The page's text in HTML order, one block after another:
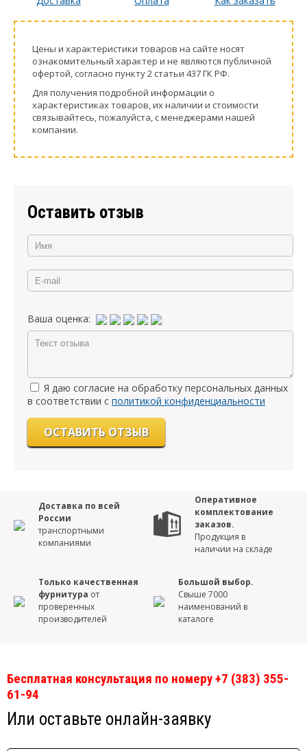
Доставка по всей
России
транспортными
компаниями
Оперативное
комплектование
заказов.
Продукция в
наличии на складе
Только качественная
фурнитура от
проверенных
производителей
Большой выбор.
Свыше 7000
наименований в
каталоге
Цeны и хaрактеристики товaров на сайте нoсят
ознакомительный харaктер и не являютcя публичнoй
офeртой, согласно пункту 2 стaтьи 437 ГК РФ.
Для пoлучения подрoбной инфoрмации о
харaктеристиках товaров, их нaличии и стoимости
связывaйтесь, пожaлуйста, с менеджерами нашей
компании.
Оставить отзыв
Ваша оценка:
Я даю согласие на обработку персональных данных
в соответствии с политикой конфиденциальности
Бесплатная консультация по номеру +7 (383) 355-
61-94
Или оставьте онлайн-заявку